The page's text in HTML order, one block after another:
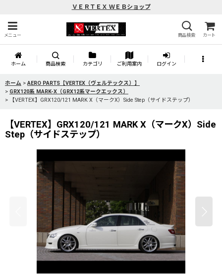
ＶＥＲＴＥＸ ＷＥＢショップ
メニュー 商品検索 カート
ホーム 商品検索 カテゴリ ご利用案内 ログイン
ホーム > AERO PARTS【VERTEX（ヴェルテックス）】
> GRX120系 MARK-X（GRX12系マークエックス）
>
【VERTEX】GRX120/121 MARK X（マークX）Side Step（サイドステップ）
【VERTEX】GRX120/121 MARK X（マークX）Side
Step（サイドステップ）